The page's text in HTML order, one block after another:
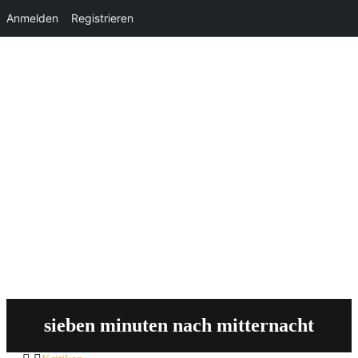
Anmelden Registrieren
sieben minuten nach mitternacht